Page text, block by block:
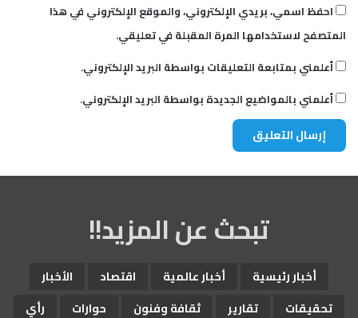
احفظ اسمي، بريدي الإلكتروني، والموقع الإلكتروني في هذا
المتصفح لاستخدامها المرة المقبلة في تعليقي.
أعلمني بمتابعة التعليقات بواسطة البريد الإلكتروني.
أعلمني بالمواضيع الجديدة بواسطة البريد الإلكتروني.
تبحث عن المزيد!!
أخبار رئيسية أخبار عالمية اقتصاد
الأخبار
تحقيقات
تقارير ثقافة وفنون حوارات رأي